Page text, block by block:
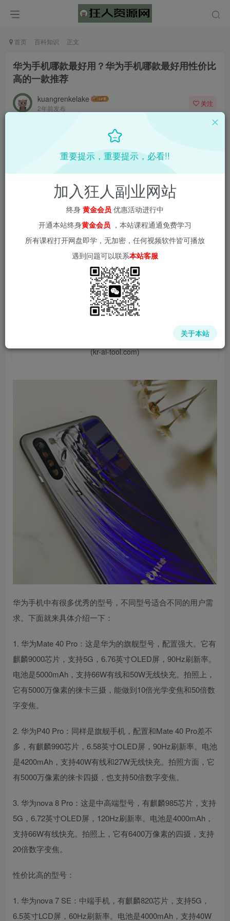
首页 百科知识 正文
华为手机哪款最好用？华为手机哪款最好用性价比
高的一款推荐
kuangrenkelake
2年前发布
关注
📌 1000➕互联网副业项目教程，更多网赚项目，点击以下
链接进入本站首页：
中赚网 - 分享各大收费VIP网赚项目和创业教程 - 狂人资源
(kr-ai-tool.com)
华为手机中有很多优秀的型号，不同型号适合不同的用户需
求。下面就来具体介绍一下：
1. 华为Mate 40 Pro：这是华为的旗舰型号，配置强大。它有
麒麟9000芯片，支持5G，6.76英寸OLED屏，90Hz刷新率。
电池是5000mAh，支持66W有线和50W无线快充。拍照上，
它有5000万像素的徕卡三摄，能做到10倍光学变焦和50倍数
字变焦。
2. 华为P40 Pro：同样是旗舰手机，配置和Mate 40 Pro差不
多，有麒麟990芯片，6.58英寸OLED屏，90Hz刷新率。电池
是4200mAh，支持40W有线和27W无线快充。拍照方面，它
有5000万像素的徕卡四摄，也支持50倍数字变焦。
3. 华为nova 8 Pro：这是中高端型号，有麒麟985芯片，支持
5G，6.72英寸OLED屏，120Hz刷新率。电池是4000mAh，
支持66W有线快充。拍照上，它有6400万像素的四摄，支持
20倍数字变焦。
性价比高的型号：
1. 华为nova 7 SE：中端手机，有麒麟820芯片，支持5G，
6.5英寸LCD屏，60Hz刷新率。电池是4000mAh，支持40W
重要提示，重要提示，必看!!
加入狂人副业网站
终身 黄金会员 优惠活动进行中
开通本站终身黄金会员 ，本站课程通通免费学习
所有课程打开网盘即学，无加密，任何视频软件皆可播放
遇到问题可以联系本站客服
关于本站